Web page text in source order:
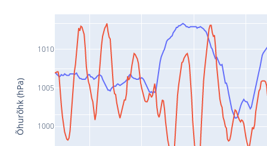
1000
1005
1010
Õhurõhk (hPa)